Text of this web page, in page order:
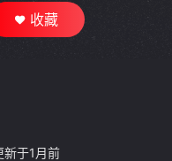
收藏
于1月前